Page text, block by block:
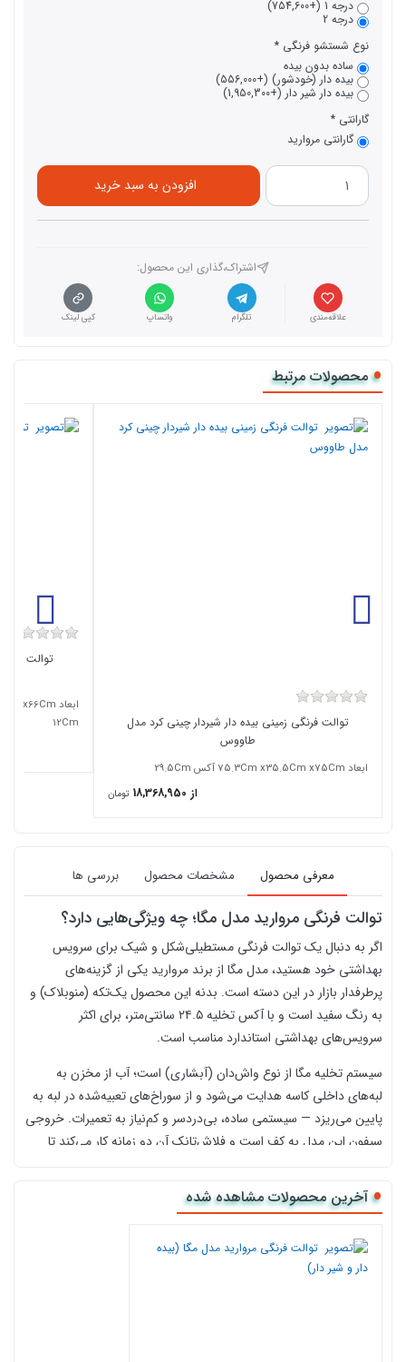
درجه 1 (+754,600)
درجه 2
نوع شستشو فرنگی
ساده بدون بیده
بیده دار (خودشور) (+556,000)
بیده دار شیر دار (+1,950,300)
گارانتی
گارانتی مروارید
افزودن به سبد خرید
اشتراک،گذاری این محصول‌:
علاقه‌مندی تلگرام واتساپ کپی لینک
محصولات مرتبط
توالت فرنگی زمینی بیده دار شیردار چینی کرد مدل
طاووس
ابعاد 75.3Cm x35.5Cm x75Cm آکس 29.5Cm
از 18,368,950 تومان
توالت
12Cm
معرفی محصول مشخصات محصول بررسی ها
توالت فرنگی مروارید مدل مگا؛ چه ویژگی‌هایی دارد؟
اگر به دنبال یک توالت فرنگی مستطیلی‌شکل و شیک برای سرویس
بهداشتی خود هستید، مدل مگا از برند مروارید یکی از گزینه‌های
پرطرفدار بازار در این دسته است. بدنه این محصول یک‌تکه (منوبلاک) و
به رنگ سفید است و با آکس تخلیه ۲۴.۵ سانتی‌متر، برای اکثر
سرویس‌های بهداشتی استاندارد مناسب است.
سیستم تخلیه مگا از نوع واش‌دان (آبشاری) است؛ آب از مخزن به
لبه‌های داخلی کاسه هدایت می‌شود و از سوراخ‌های تعبیه‌شده در لبه به
پایین می‌ریزد — سیستمی ساده، بی‌دردسر و کم‌نیاز به تعمیرات. خروجی
سیفون این مدل به کف است و فلاش‌تانک آن دو زمانه کار می‌کند تا
هم آرام‌بند است، یعنی خبری از صدای بسته‌شدن ناگهانی نیست.
مشخصات فنی مدل مگا
ابعاد: 69.2 × 70.1 × 37.5 سانتی‌متر
آکس تخلیه: 24.5 سانتی‌متر
آخرین محصولات مشاهده شده